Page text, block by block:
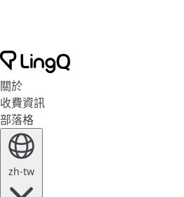
關於
收費資訊
部落格
zh-tw